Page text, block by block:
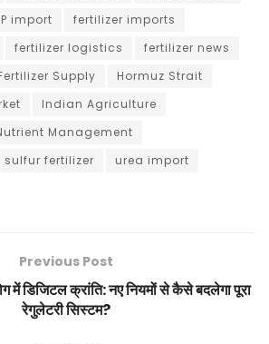
import
fertilizer imports
fertilizer logistics
fertilizer news
Supply
Hormuz Strait
Indian Agriculture
Management
sulfur fertilizer
urea import
Previous Post
में डिजिटल क्रांति: नए नियमों से कैसे बदलेगा पूरा
रेगुलेटरी सिस्टम?